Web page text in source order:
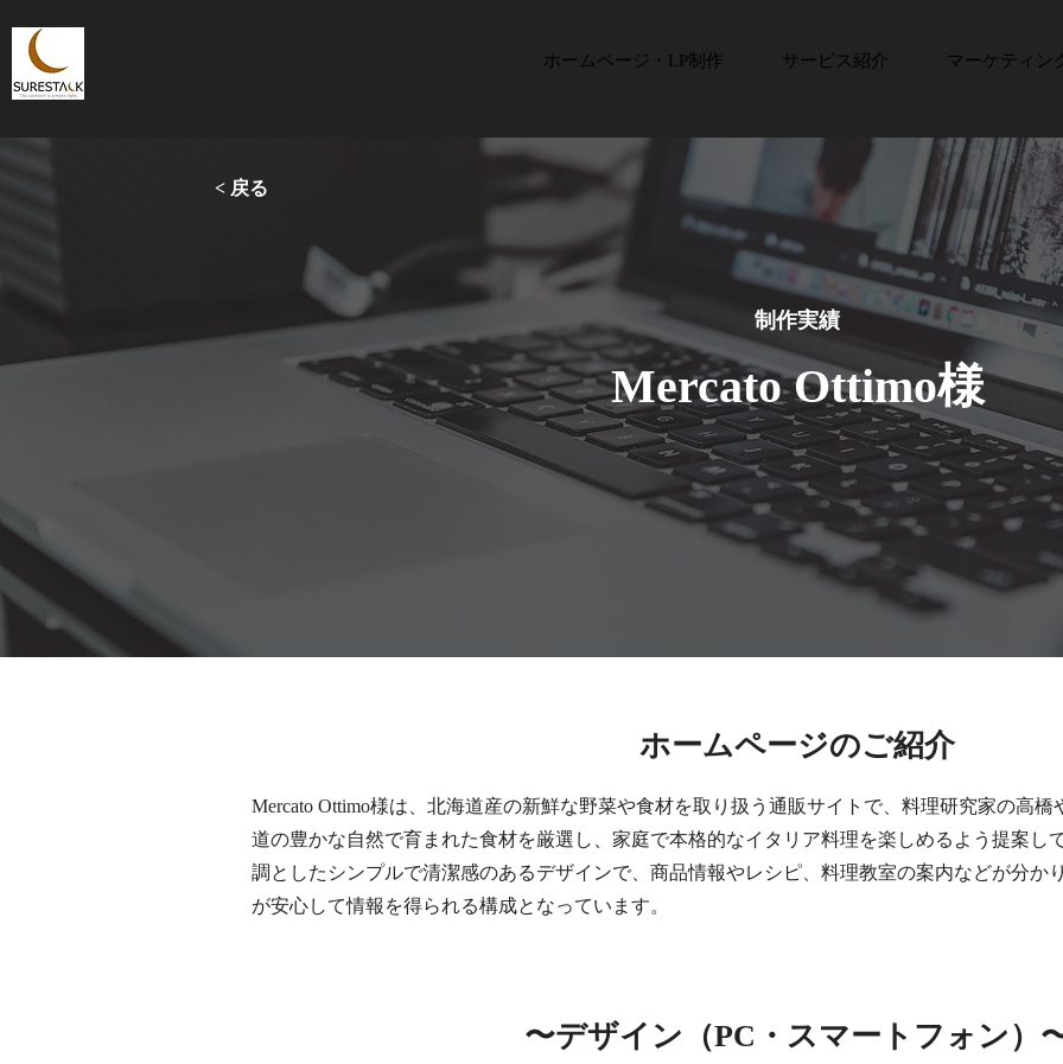
ホームページ・LP制作 サービス紹介 マーケティン
< 戻る
制作実績
Mercato Ottimo様
​ホームページのご紹介
Mercato Ottimo様は、北海道産の新鮮な野菜や食材を取り扱う通販サイトで、料理研究家の高
道の豊かな自然で育まれた食材を厳選し、家庭で本格的なイタリア料理を楽しめるよう提案し
調としたシンプルで清潔感のあるデザインで、商品情報やレシピ、料理教室の案内などが分か
が安心して情報を得られる構成となっています。
〜​デザイン（PC・スマートフォン）